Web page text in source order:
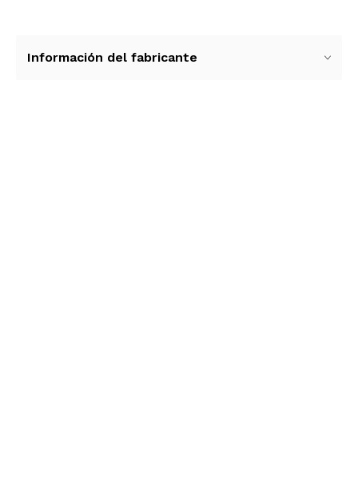
Información del fabricante